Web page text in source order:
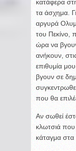
κατάφερα
τα άσχημα.
αργυρά
του Πεκίνο,
ώρα να
ανήκουν,
επιθυμία
βγουν σε
που θα
Αν σωθεί
κλωτσιά που
κάταγμα στα